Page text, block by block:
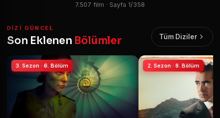
7.507 film · Sayfa 1/358
DIZI GÜNCEL
Son Eklenen Bölümler Tüm Diziler
3. Sezon · 6. Bölüm 2. Sezon · 8. Bölüm